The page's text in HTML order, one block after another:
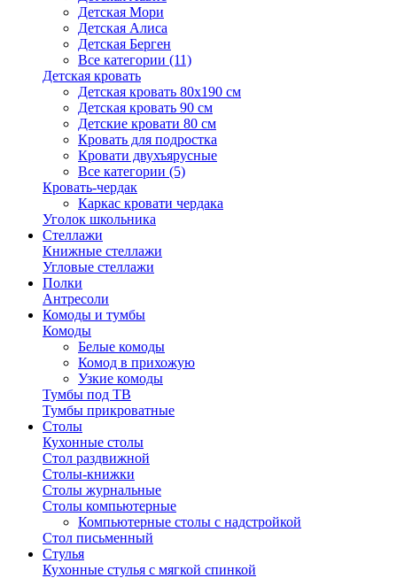
Детская Мори
Детская Алиса
Детская Берген
Все категории (11)
Детская кровать
Детская кровать 80х190 см
Детская кровать 90 см
Детские кровати 80 см
Кровать для подростка
Кровати двухъярусные
Все категории (5)
Кровать-чердак
Каркас кровати чердака
Уголок школьника
Стеллажи
Книжные стеллажи
Угловые стеллажи
Полки
Антресоли
Комоды и тумбы
Комоды
Белые комоды
Комод в прихожую
Узкие комоды
Тумбы под ТВ
Тумбы прикроватные
Столы
Кухонные столы
Стол раздвижной
Столы-книжки
Столы журнальные
Столы компьютерные
Компьютерные столы с надстройкой
Стол письменный
Стулья
Кухонные стулья с мягкой спинкой